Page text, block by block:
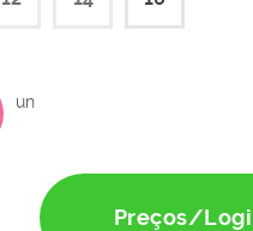
un
Preços/